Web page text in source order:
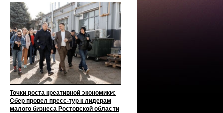
Точки роста креативной экономики:
Сбер провел пресс-тур к лидерам
малого бизнеса Ростовской области